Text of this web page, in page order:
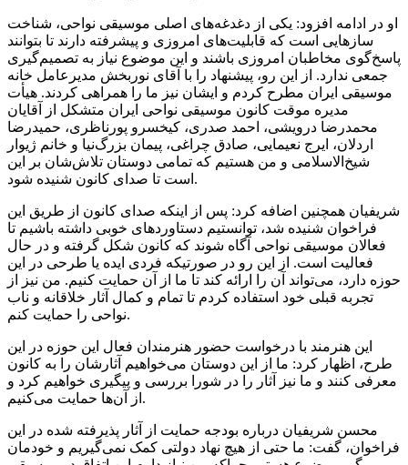
او در ادامه افزود: یکی از دغدغه‌های اصلی موسیقی نواحی، شناخت
سازهایی است که قابلیت‌های امروزی و پیشرفته دارند تا بتوانند
پاسخ‌گوی مخاطبان امروزی باشند و این موضوع نیاز به تصمیم‌گیری
جمعی ندارد. از این رو، پیشنهاد را با آقای نوربخش مدیرعامل خانه
موسیقی ایران مطرح کردم و ایشان نیز ما را همراهی کردند. هیأت
مدیره موقت کانون موسیقی نواحی ایران متشکل از آقایان
محمدرضا درویشی، احمد صدری، کیخسرو پورناظری، حمیدرضا
اردلان، ایرج نعیمایی، صادق چراغی، پیمان بزرگ‌نیا و خانم ژیوار
شیخ‌الاسلامی و من هستیم که تمامی دوستان تلاش‌شان بر این
است تا صدای کانون شنیده شود.
شریفیان همچنین اضافه کرد: پس از اینکه صدای کانون از طریق این
فراخوان شنیده شد، توانستیم دستاوردهای خوبی داشته باشیم تا
فعالان موسیقی نواحی آگاه شوند که کانون شکل گرفته و در حال
فعالیت است. از این رو در صورتیکه فردی ایده یا طرحی در این
حوزه دارد، می‌تواند آن را ارائه کند تا ما از آن حمایت کنیم. من نیز از
تجربه قبلی‌ خود استفاده کردم تا تمام و کمال آثار خلاقانه و ناب
نواحی را حمایت کنم.
این هنرمند با درخواست حضور هنرمندان فعال این حوزه در این
طرح، اظهار کرد: ما از این دوستان می‌خواهیم آثارشان را به کانون
معرفی کنند و ما نیز آثار را در شورا بررسی و پیگیری خواهیم کرد و
از آن‌ها حمایت می‌کنیم.
محسن شریفیان درباره بودجه حمایت از آثار پذیرفته شده در این
فراخوان، گفت: ما حتی از هیچ نهاد دولتی کمک نمی‌گیریم و خودمان